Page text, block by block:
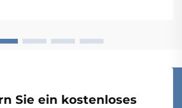
Sie ein kostenloses